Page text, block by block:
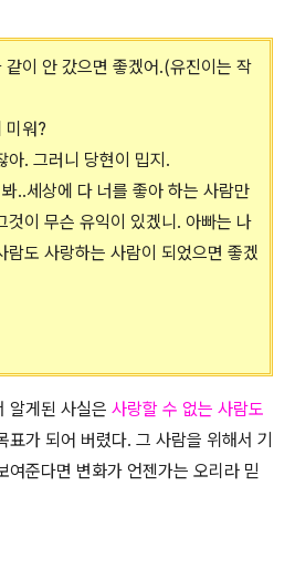
같이 안 갔으면 좋겠어.(유진이는 작
미워?
아. 그러니 당현이 밉지.
..세상에 다 너를 좋아 하는 사람만
것이 무슨 유익이 있겠니. 아빠는 나
람도 사랑하는 사람이 되었으면 좋겠
알게된 사실은 사랑할 수 없는 사람도
표가 되어 버렸다. 그 사람을 위해서 기
여준다면 변화가 언젠가는 오리라 믿